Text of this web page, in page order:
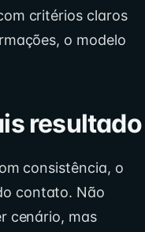
critérios claros
o modelo
resultado
consistência, o
contato. Não
cenário, mas